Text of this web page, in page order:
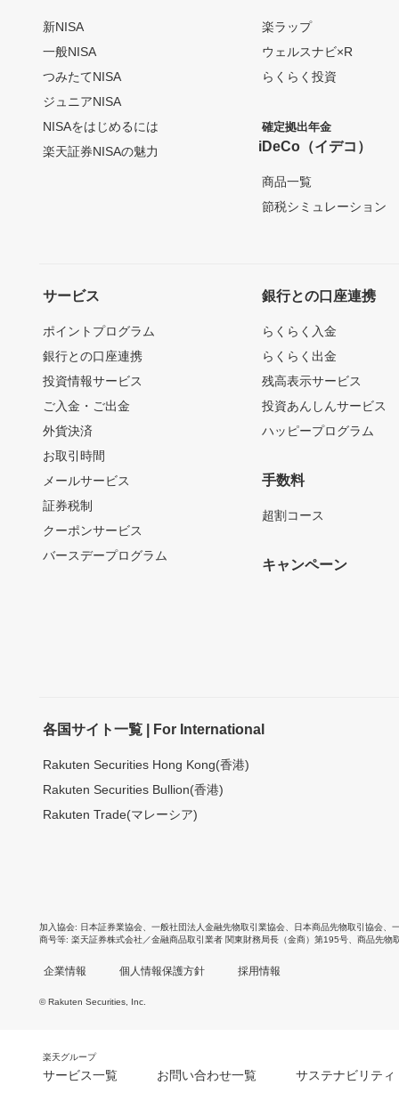
新NISA
一般NISA
つみたてNISA
ジュニアNISA
NISAをはじめるには
楽天証券NISAの魅力
楽ラップ
ウェルスナビ×R
らくらく投資
確定拠出年金
iDeCo（イデコ）
商品一覧
節税シミュレーション
サービス
ポイントプログラム
銀行との口座連携
投資情報サービス
ご入金・ご出金
外貨決済
お取引時間
メールサービス
証券税制
クーポンサービス
バースデープログラム
銀行との口座連携
らくらく入金
らくらく出金
残高表示サービス
投資あんしんサービス
ハッピープログラム
手数料
超割コース
キャンペーン
各国サイト一覧 | For International
Rakuten Securities Hong Kong(香港)
Rakuten Securities Bullion(香港)
Rakuten Trade(マレーシア)
加入協会 日本証券業協会 一般社団法人金融先物取引業協会 日本商品先物取引協会
商号等 楽天証券株式会社／金融商品取引業者 関東財務局長（金商）第195号、商品先物
企業情報 個人情報保護方針 採用情報
© Rakuten Securities, Inc.
楽天グループ
サービス一覧 お問い合わせ一覧 サステナビリティ